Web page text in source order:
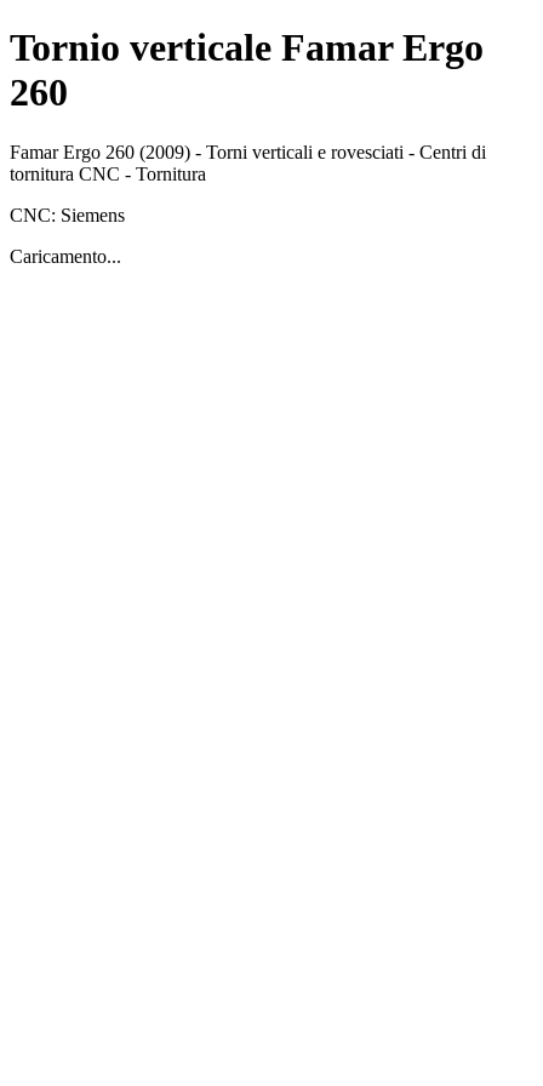
Tornio verticale Famar Ergo
260
Famar Ergo 260 (2009) - Torni verticali e rovesciati - Centri di
tornitura CNC - Tornitura
CNC: Siemens
Caricamento...